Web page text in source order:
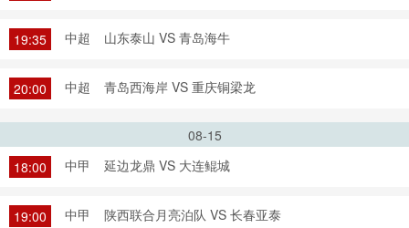
19:35 中超 山东泰山 VS 青岛海牛
20:00 中超 青岛西海岸 VS 重庆铜梁龙
08-15
18:00
中甲 延边龙鼎 VS 大连鲲城
19:00 中甲 陕西联合月亮泊队 VS 长春亚泰